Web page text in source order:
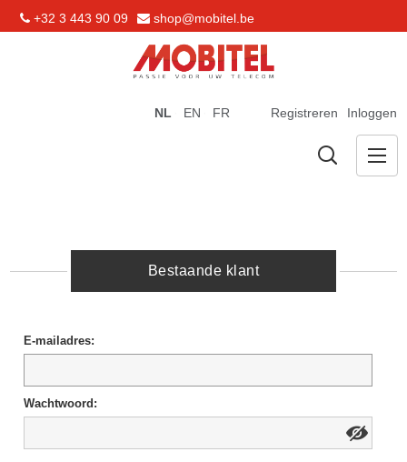
+32 3 443 90 09 shop@mobitel.be
Registreren Inloggen
NL EN FR
Bestaande klant
E-mailadres:
Wachtwoord: